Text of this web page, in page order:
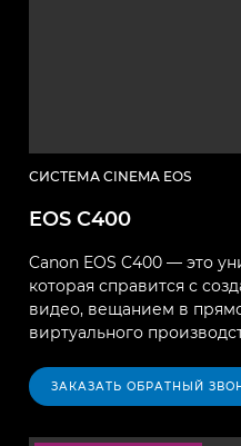
СИСТЕМА CINEMA EOS
EOS C400
Canon EOS C400 — это
которая справится с
видео, вещанием в
виртуального
ЗАКАЗАТЬ ОБРАТНЫЙ